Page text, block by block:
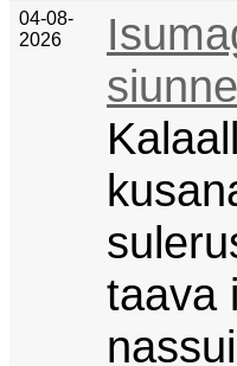
04-08-
2026
taava